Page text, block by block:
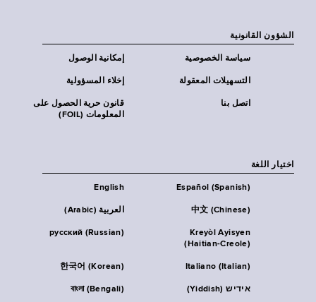
الشؤون القانونية
إمكانية الوصول سياسة الخصوصية
إخلاء المسؤولية التسهيلات المعقولة
قانون حرية الحصول على
المعلومات (FOIL)
اتصل بنا
اختيار اللغة
English Español (Spanish)
العربية (Arabic) 中文 (Chinese)
русский (Russian)
Kreyòl Ayisyen
(Haitian-Creole)
한국어 (Korean) Italiano (Italian)
বাংলা (Bengali) אידיש (Yiddish)